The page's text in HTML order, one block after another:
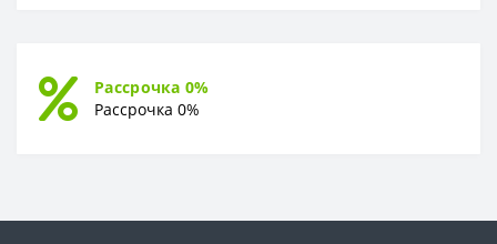
Рассрочка 0%
Рассрочка 0%